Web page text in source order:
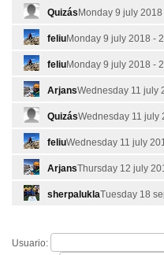
Quizás Monday 9 july
feliuMonday 9 july 2018 -
feliuMonday 9 july 2018 -
ArjansWednesday 11 july
QuizásWednesday 11 july
feliuWednesday 11 july
ArjansThursday 12 july
sherpaluklaTuesday 18
Usuario: